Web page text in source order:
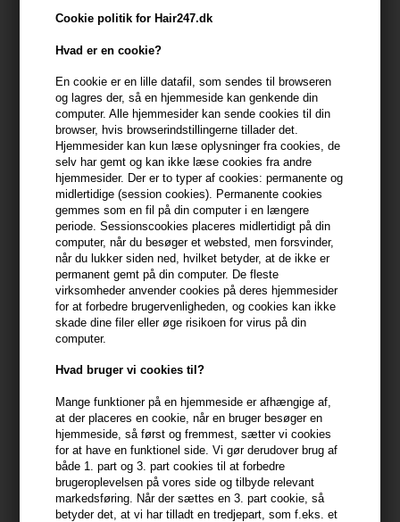
Cookie politik for Hair247.dk
Hvad er en cookie?
En cookie er en lille datafil, som sendes til browseren
og lagres der, så en hjemmeside kan genkende din
computer. Alle hjemmesider kan sende cookies til din
browser, hvis browserindstillingerne tillader det.
Hjemmesider kan kun læse oplysninger fra cookies, de
selv har gemt og kan ikke læse cookies fra andre
hjemmesider. Der er to typer af cookies: permanente og
midlertidige (session cookies). Permanente cookies
gemmes som en fil på din computer i en længere
periode. Sessionscookies placeres midlertidigt på din
computer, når du besøger et websted, men forsvinder,
når du lukker siden ned, hvilket betyder, at de ikke er
permanent gemt på din computer. De fleste
virksomheder anvender cookies på deres hjemmesider
for at forbedre brugervenligheden, og cookies kan ikke
skade dine filer eller øge risikoen for virus på din
computer.
Hvad bruger vi cookies til?
Mange funktioner på en hjemmeside er afhængige af,
at der placeres en cookie, når en bruger besøger en
hjemmeside, så først og fremmest, sætter vi cookies
for at have en funktionel side. Vi gør derudover brug af
både 1. part og 3. part cookies til at forbedre
brugeroplevelsen på vores side og tilbyde relevant
markedsføring. Når der sættes en 3. part cookie, så
betyder det, at vi har tilladt en tredjepart, som f.eks. et
På lager- Leveringstid 1-2 dage
min konto
399,10 DKK FRA GRATIS FRAGT
Beskrivelse Anmeldelser Fabrikant
GLYNT VENTO Texture Spray giver dit hår et spændende løft med
både tekstur og definition, perfekt til dem, der ønsker en
dynamisk og frisk frisure. Denne spray er en del af det
anerkendte Glynt sortiment af hårprodukter, der er berømt for
deres kvalitet og effektivitet. Den lette formel sikrer, at håret får
volumen og holdbarhed, uden at det føles tungt eller klæbrigt.
Med sin behagelige duft og pålidelige egenskaber er denne
styling spray ideel til både daglig brug og festlige lejligheder.
Egenskaber
- Tilføjer fylde og struktur til håret
- Letvægtformulering der ikke gør håret tungt
- Perfekt til daglig styling
- Giver et langvarigt og stabilt hold
- Har en delikat og indbydende duft